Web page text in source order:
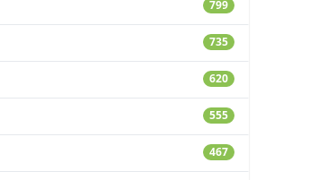
799
735
620
555
467